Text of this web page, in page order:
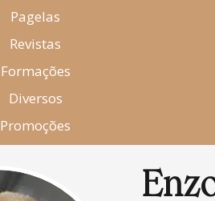
Pagelas
Revistas
Formações
Diversos
Promoções